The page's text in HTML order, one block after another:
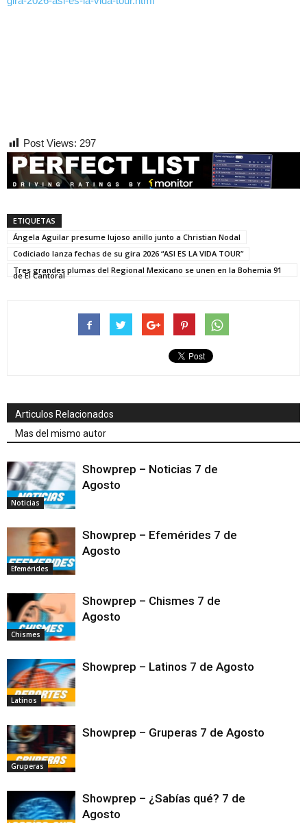
Post Views: 297
ETIQUETAS
Ángela Aguilar presume lujoso anillo junto a Christian Nodal
Codiciado lanza fechas de su gira 2026 “ASI ES LA VIDA TOUR”
Tres grandes plumas del Regional Mexicano se unen en la Bohemia 91
de El Cantoral
Articulos Relacionados
Mas del mismo autor
Noticias
Showprep – Noticias 7 de
Agosto
Efemérides
Showprep – Efemérides 7 de
Agosto
Chismes
Showprep – Chismes 7 de
Agosto
Latinos
Showprep – Latinos 7 de Agosto
Gruperas
Showprep – Gruperas 7 de Agosto
Showprep – ¿Sabías qué? 7 de
Agosto